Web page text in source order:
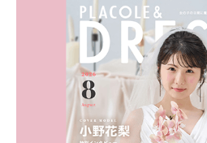
内容：特典金額・条件
一番お得？」「プラコ
解決します。 まずは
ング診断」か、